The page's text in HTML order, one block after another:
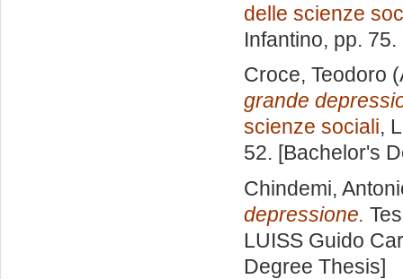
delle scienze
Infantino, pp.
Croce, Teodoro
grande
scienze sociali,
52. [Bachelor's
Chindemi,
depressione.
LUISS Guido
Degree Thesis]